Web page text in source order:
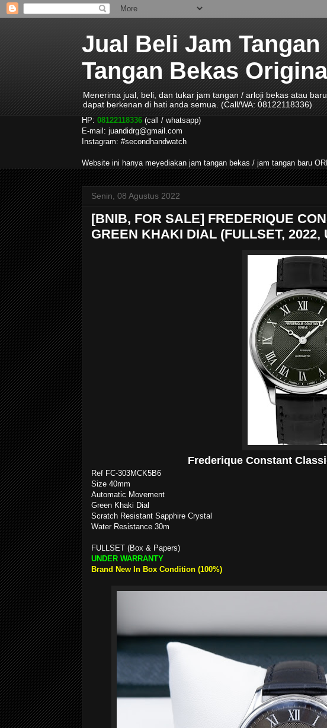
Jual Beli Jam
Tangan Bekas
Menerima jual, beli, dan tukar jam tangan / arloji bekas atau
dapat berkenan di hati anda semua. (Call/WA: 08122118336)
HP: 08122118336 (call / whatsapp)
E-mail: juandidrg@gmail.com
Instagram: #secondhandwatch
Website ini hanya meyediakan jam tangan bekas / jam tangan baru
Senin, 08 Agustus 2022
[BNIB, FOR SALE] FREDERIQUE
GREEN KHAKI DIAL (FULLSET, 2022,
Frederique Constant
Ref FC-303MCK5B6
Size 40mm
Automatic Movement
Green Khaki Dial
Scratch Resistant Sapphire Crystal
Water Resistance 30m
FULLSET (Box & Papers)
UNDER WARRANTY
Brand New In Box Condition (100%)